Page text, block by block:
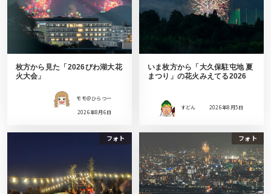
枚方から見た「2026びわ湖大花
火大会」
モモ＠ひらつー
2026年8月6日
いま枚方から「大久保駐屯地 夏
まつり」の花火みえてる2026
すどん 2026年8月5日
フォト フォト